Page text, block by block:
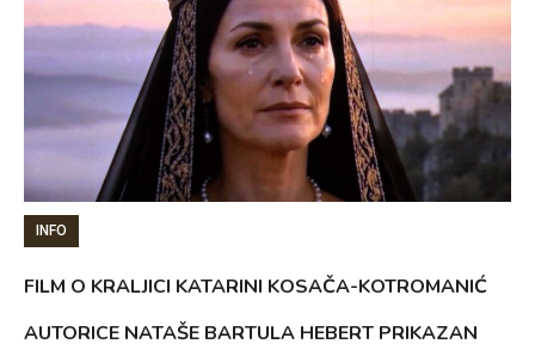
INFO
FILM O KRALJICI KATARINI KOSAČA-KOTROMANIĆ
AUTORICE NATAŠE BARTULA HEBERT PRIKAZAN